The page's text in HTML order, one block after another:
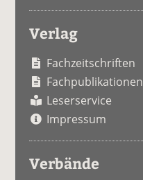
Verlag
Fachzeitschriften
Fachpublikationen
Leserservice
Impressum
Verbände